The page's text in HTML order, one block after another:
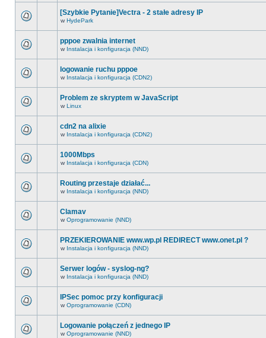
[Szybkie Pytanie]Vectra - 2 stałe adresy IP
w HydePark
pppoe zwalnia internet
w Instalacja i konfiguracja (NND)
logowanie ruchu pppoe
w Instalacja i konfiguracja (CDN2)
Problem ze skryptem w JavaScript
w Linux
cdn2 na alixie
w Instalacja i konfiguracja (CDN2)
1000Mbps
w Instalacja i konfiguracja (CDN)
Routing przestaje działać...
w Instalacja i konfiguracja (NND)
Clamav
w Oprogramowanie (NND)
PRZEKIEROWANIE www.wp.pl REDIRECT www.onet.pl ?
w Instalacja i konfiguracja (NND)
Serwer logów - syslog-ng?
w Instalacja i konfiguracja (NND)
IPSec pomoc przy konfiguracji
w Oprogramowanie (CDN)
Logowanie połączeń z jednego IP
w Oprogramowanie (NND)